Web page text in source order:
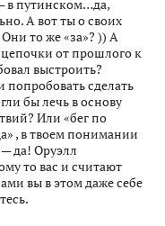
в путинском…да,
А вот ты о своих
то же «за»? )) А
от прошлого к
выстроить?
попробовать сделать
бы лечь в основу
Или «бег по
, в твоем понимании
— да! Оруэлл
то вас и считают
вы в этом даже себе